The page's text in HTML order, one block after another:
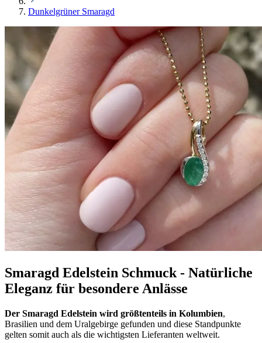
Dunkelgrüner Smaragd
Smaragd Edelstein Schmuck - Natürliche
Eleganz für besondere Anlässe
Der Smaragd Edelstein wird größtenteils in Kolumbien,
Brasilien und dem Uralgebirge gefunden und diese Standpunkte
gelten somit auch als die wichtigsten Lieferanten weltweit.